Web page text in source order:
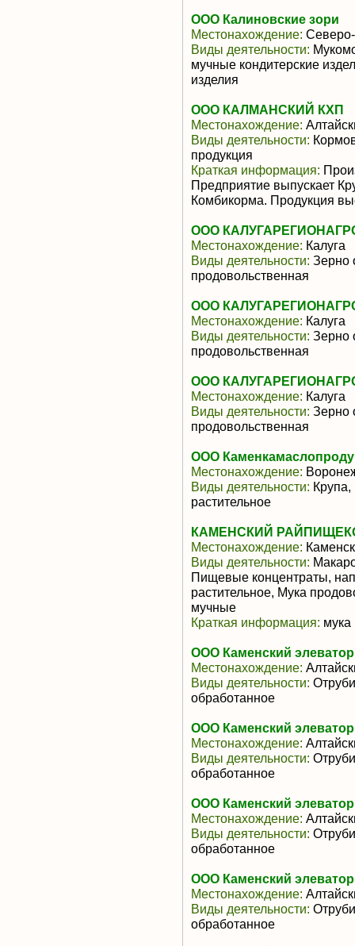
ООО Калиновские зори
Местонахождение:
Виды деятельности:
мучные кондитерские
изделия
ООО КАЛМАНСКИЙ КХП
Местонахождение:
Виды деятельности:
продукция
Краткая информация:
Предприятие выпускает
Комбикорма. Продукция
ООО
Местонахождение: Калуга
Виды деятельности: Зерно
продовольственная
ООО
Местонахождение: Калуга
Виды деятельности: Зерно
продовольственная
ООО
Местонахождение: Калуга
Виды деятельности: Зерно
продовольственная
ООО
Местонахождение:
Виды деятельности:
растительное
КАМЕНСКИЙ
Местонахождение:
Виды деятельности:
Пищевые концентраты,
растительное, Мука
мучные
Краткая информация: мука
ООО Каменский элеватор
Местонахождение:
Виды деятельности:
обработанное
ООО Каменский элеватор
Местонахождение:
Виды деятельности:
обработанное
ООО Каменский элеватор
Местонахождение:
Виды деятельности:
обработанное
ООО Каменский элеватор
Местонахождение:
Виды деятельности:
обработанное